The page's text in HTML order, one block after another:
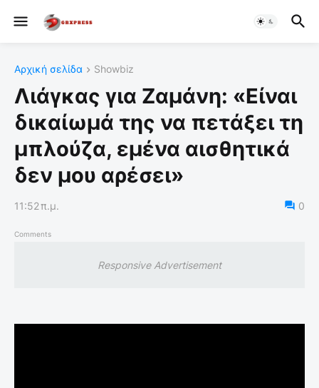
Αρχική σελίδα Showbiz
Λιάγκας για Ζαμάνη: «Είναι
δικαίωμά της να πετάξει τη
μπλούζα, εμένα αισθητικά
δεν μου αρέσει»
11:52 π.μ. 0
Comments
Responsive Advertisement